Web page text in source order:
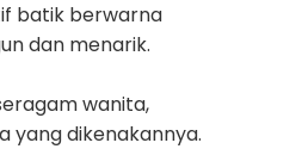
batik berwarna
dan menarik.
wanita,
yang dikenakannya.